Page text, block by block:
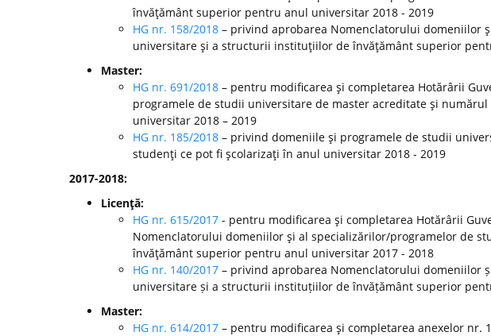
învăţământ superior pentru anul universitar 2018 - 2019
HG nr. 158/2018 – privind aprobarea Nomenclatorului domeniilor
universitare şi a structurii instituţiilor de învăţământ superior
Master:
HG nr. 691/2018 – pentru modificarea şi completarea Hotărârii
programele de studii universitare de master acreditate şi
universitar 2018 – 2019
HG nr. 185/2018 – privind domeniile şi programele de studii
studenţi ce pot fi şcolarizaţi în anul universitar 2018 - 2019
2017-2018:
Licenţă:
HG nr. 615/2017 - pentru modificarea şi completarea Hotărârii
Nomenclatorului domeniilor şi al specializărilor/programelor de
învăţământ superior pentru anul universitar 2017 - 2018
HG nr. 140/2017 – privind aprobarea Nomenclatorului domeniilor
universitare și a structurii instituțiilor de învățământ superior
Master:
HG nr. 614/2017 – pentru modificarea şi completarea anexelor nr.